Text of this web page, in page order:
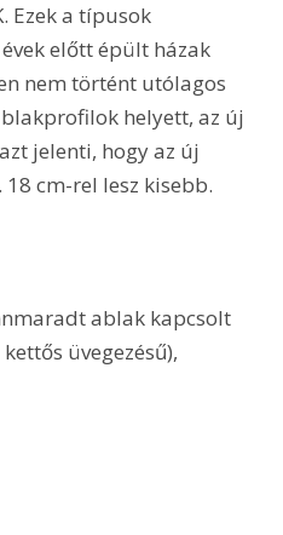
Ezek a típusok
előtt épült házak
nem történt utólagos
helyett, az új
jelenti, hogy az új
cm-rel lesz kisebb.
ablak kapcsolt
üvegezésű),